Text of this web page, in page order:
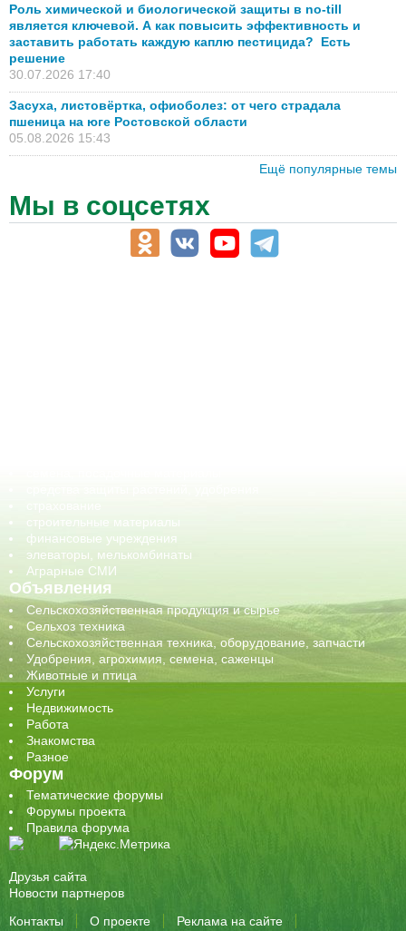
Роль химической и биологической защиты в no-till
является ключевой. А как повысить эффективность и
заставить работать каждую каплю пестицида? Есть
решение
30.07.2026 17:40
Засуха, листовёртка, офиоболез: от чего страдала
пшеница на юге Ростовской области
05.08.2026 15:43
Ещё популярные темы
Мы в соцсетях
строительные материалы
финансовые учреждения
элеваторы, мелькомбинаты
Аграрные СМИ
Объявления
Сельскохозяйственная продукция и сырье
Сельхоз техника
Сельскохозяйственная техника, оборудование, запчасти
Удобрения, агрохимия, семена, саженцы
Животные и птица
Услуги
Недвижимость
Работа
Знакомства
Разное
Форум
Тематические форумы
Форумы проекта
Правила форума
Друзья сайта
Новости партнеров
Контакты
О проекте Реклама на сайте